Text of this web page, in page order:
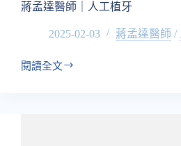
蔣孟達醫師｜人工植牙
2025-02-03 蔣孟達醫師 /
閱讀全文
蔣